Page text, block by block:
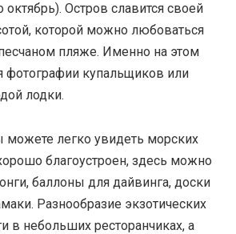
октябрь). Остров славится своей
которой можно любоваться
пляже. Именно на этом
фотографии купальщиков или
лодки.
можете легко увидеть морских
благоустроен, здесь можно
баллоны для дайвинга, доски
Разнообразие экзотических
в небольших ресторанчиках, а